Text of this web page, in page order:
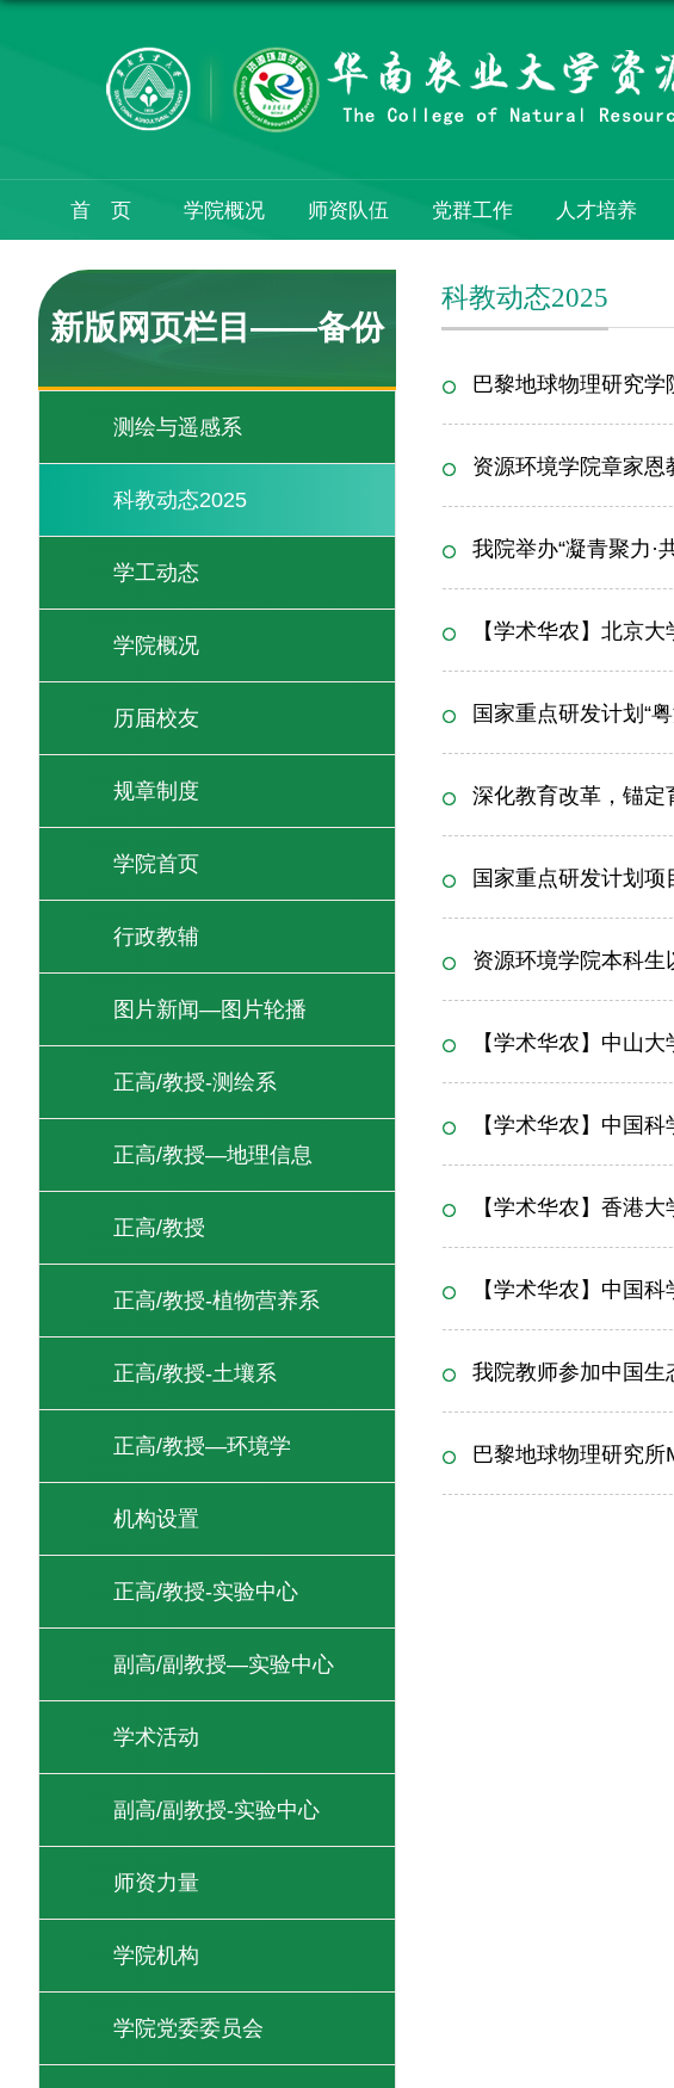
首 页 学院概况 师资队伍 党群工作 人才培养
新版网页栏目——备份
测绘与遥感系
科教动态2025
学工动态
学院概况
历届校友
规章制度
学院首页
行政教辅
图片新闻—图片轮播
正高/教授-测绘系
正高/教授—地理信息
正高/教授
正高/教授-植物营养系
正高/教授-土壤系
正高/教授—环境学
机构设置
正高/教授-实验中心
副高/副教授—实验中心
学术活动
副高/副教授-实验中心
师资力量
学院机构
学院党委委员会
科教动态2025
巴黎地球物理研究
资源环境学院章家
我院举办“凝青聚力·
【学术华农】北京
国家重点研发计划“
深化教育改革，锚
国家重点研发计划
资源环境学院本科生
【学术华农】中山
【学术华农】中国
【学术华农】香港
【学术华农】中国
我院教师参加中国
巴黎地球物理研究